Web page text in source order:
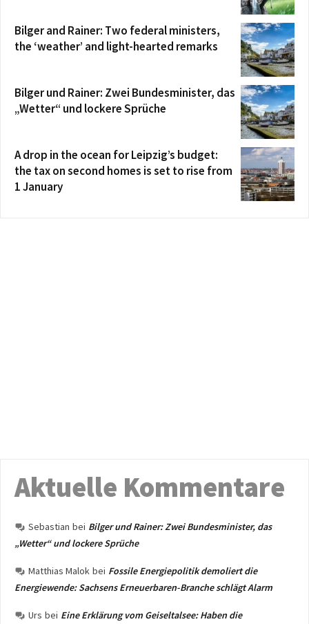
Bilger and Rainer: Two federal ministers,
the ‘weather’ and light-hearted remarks
Bilger und Rainer: Zwei Bundesminister, das
„Wetter“ und lockere Sprüche
A drop in the ocean for Leipzig’s budget:
the tax on second homes is set to rise from
1 January
Aktuelle Kommentare
Sebastian bei Bilger und Rainer: Zwei Bundesminister, das
„Wetter“ und lockere Sprüche
Matthias Malok bei Fossile Energiepolitik demoliert die
Energiewende: Sachsens Erneuerbaren-Branche schlägt Alarm
Urs bei Eine Erklärung vom Geiseltalsee: Haben die